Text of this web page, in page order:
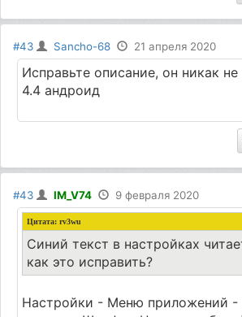
#43 Sancho-68 21 апреля 2020
Исправьте описание, он никак не
4.4 андроид
#43 IM_V74 9 февраля 2020
Цитата:rv3wu
Синий текст в настройках
как это исправить?
Настройки - Меню приложений -